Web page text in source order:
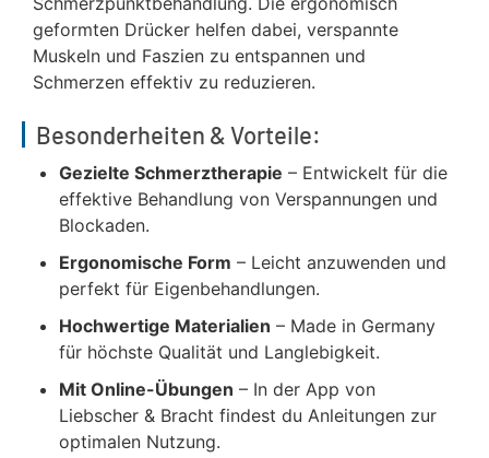
geformten Drücker helfen dabei, verspannte
Muskeln und Faszien zu entspannen und
Schmerzen effektiv zu reduzieren.
Besonderheiten & Vorteile:
Gezielte Schmerztherapie – Entwickelt für die
effektive Behandlung von Verspannungen und
Blockaden.
Ergonomische Form – Leicht anzuwenden und
perfekt für Eigenbehandlungen.
Hochwertige Materialien – Made in Germany
für höchste Qualität und Langlebigkeit.
Mit Online-Übungen – In der App von
Liebscher & Bracht findest du Anleitungen zur
optimalen Nutzung.